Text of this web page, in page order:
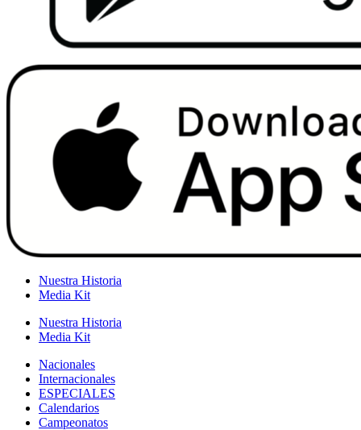
Nuestra Historia
Media Kit
Nuestra Historia
Media Kit
Nacionales
Internacionales
ESPECIALES
Calendarios
Campeonatos